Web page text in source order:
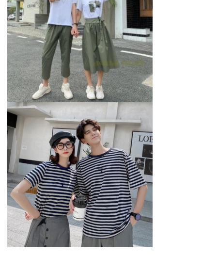
お客さまの声
会社案内
プライバシーポリシー
お問い合わせ
施工事例
お知らせ
スタッフブログ